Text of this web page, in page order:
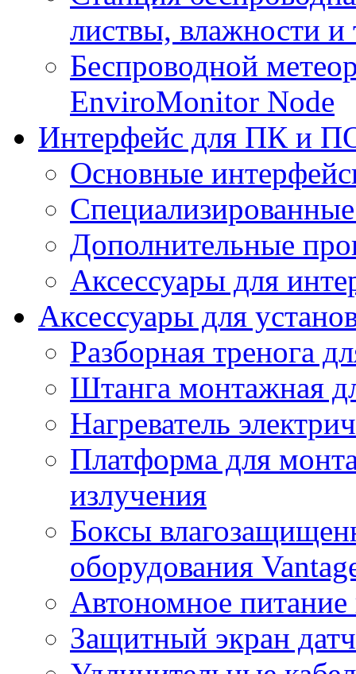
листвы, влажности
Беспроводной
EnviroMonitor Node
Интерфейс для ПК и
Основные
Дополнительные
Аксессуары для
Аксессуары для
Разборная тренога
Штанга монтажная
Нагреватель
Платформа для
излучения
Боксы
оборудования
Автономное питание
Защитный экран